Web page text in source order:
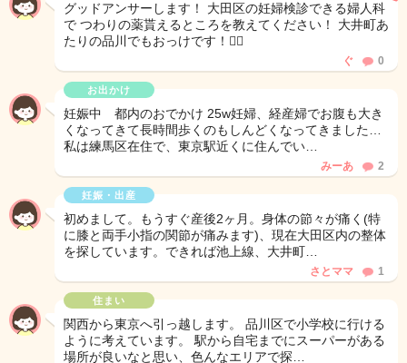
グッドアンサーします！ 大田区の妊婦検診できる婦人科
で つわりの薬貰えるところを教えてください！ 大井町あ
たりの品川でもおっけです！🙆‍♀️
ぐ 0
お出かけ
妊娠中 都内のおでかけ 25w妊婦、経産婦でお腹も大き
くなってきて長時間歩くのもしんどくなってきました…
私は練馬区在住で、東京駅近くに住んでい…
みーあ 2
妊娠・出産
初めまして。もうすぐ産後2ヶ月。身体の節々が痛く(特
に膝と両手小指の関節が痛みます)、現在大田区内の整体
を探しています。できれば池上線、大井町…
さとママ 1
住まい
関西から東京へ引っ越します。 品川区で小学校に行ける
ように考えています。 駅から自宅までにスーパーがある
場所が良いなと思い、色んなエリアで探…